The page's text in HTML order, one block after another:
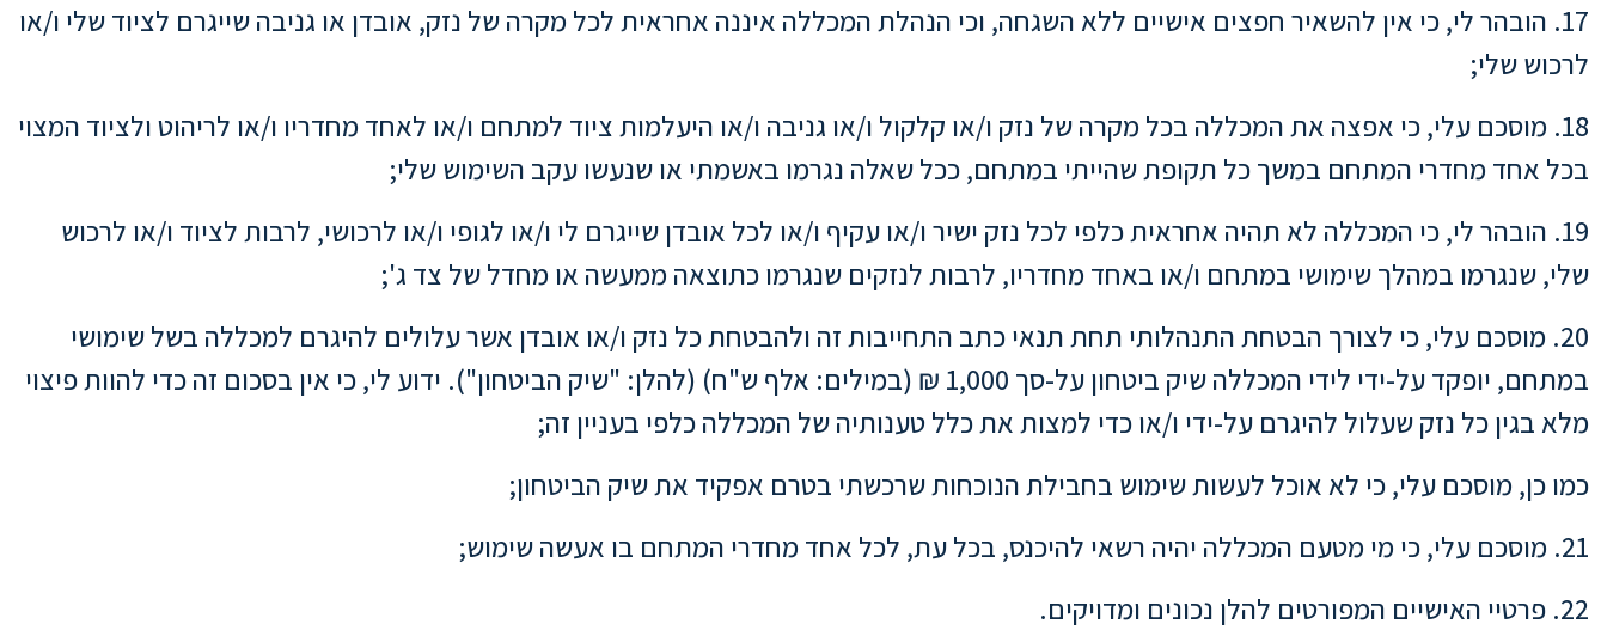
17. הובהר לי, כי אין להשאיר חפצים אישיים ללא השגחה, וכי הנהלת המכללה איננה אחראית לכל מקרה של נזק, אובדן או גניבה שייגרם לציוד שלי ו/או
לרכוש שלי;
18. מוסכם עלי, כי אפצה את המכללה בכל מקרה של נזק ו/או קלקול ו/או גניבה ו/או היעלמות ציוד למתחם ו/או לאחד מחדריו ו/או לריהוט ולציוד המצוי
בכל אחד מחדרי המתחם במשך כל תקופת שהייתי במתחם, ככל שאלה נגרמו באשמתי או שנעשו עקב השימוש שלי;
19. הובהר לי, כי המכללה לא תהיה אחראית כלפי לכל נזק ישיר ו/או עקיף ו/או לכל אובדן שייגרם לי ו/או לגופי ו/או לרכושי, לרבות לציוד ו/או לרכוש
שלי, שנגרמו במהלך שימושי במתחם ו/או באחד מחדריו, לרבות לנזקים שנגרמו כתוצאה ממעשה או מחדל של צד ג';
20. מוסכם עלי, כי לצורך הבטחת התנהלותי תחת תנאי כתב התחייבות זה ולהבטחת כל נזק ו/או אובדן אשר עלולים להיגרם למכללה בשל שימושי
במתחם, יופקד על-ידי לידי המכללה שיק ביטחון על-סך 1,000 ₪ (במילים: אלף ש"ח) (להלן: "שיק הביטחון"). ידוע לי, כי אין בסכום זה כדי להוות פיצוי
מלא בגין כל נזק שעלול להיגרם על-ידי ו/או כדי למצות את כלל טענותיה של המכללה כלפי בעניין זה;
כמו כן, מוסכם עלי, כי לא אוכל לעשות שימוש בחבילת הנוכחות שרכשתי בטרם אפקיד את שיק הביטחון;
21. מוסכם עלי, כי מי מטעם המכללה יהיה רשאי להיכנס, בכל עת, לכל אחד מחדרי המתחם בו אעשה שימוש;
22. פרטיי האישיים המפורטים להלן נכונים ומדויקים.